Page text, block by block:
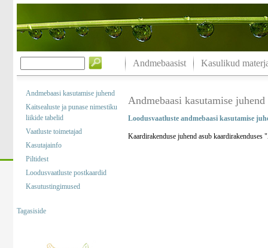
Andmebaasist Kasulikud
Andmebaasi kasutamise juhend
Kaitsealuste ja punase nimestiku
liikide tabelid
Vaatluste toimetajad
Kasutajainfo
Piltidest
Loodusvaatluste postkaardid
Kasutustingimused
Tagasiside
Andmebaasi kasutamise juhend
Loodusvaatluste andmebaasi kasutamise
Kaardirakenduse juhend asub kaardirakenduses